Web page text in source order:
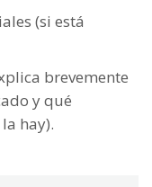
(si está
brevemente
y qué
hay).